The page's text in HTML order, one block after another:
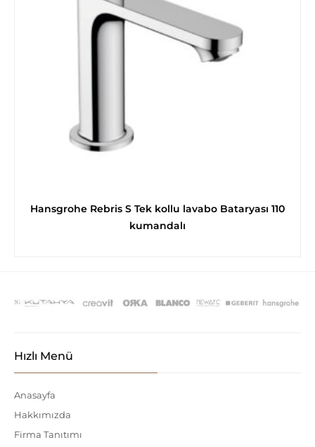
Hansgrohe Rebris S Tek kollu lavabo Bataryası 110
kumandalı
Hızlı Menü
Anasayfa
Hakkımızda
Firma Tanıtımı